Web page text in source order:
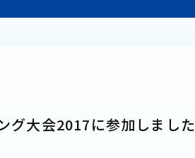
グ大会2017に参加しました